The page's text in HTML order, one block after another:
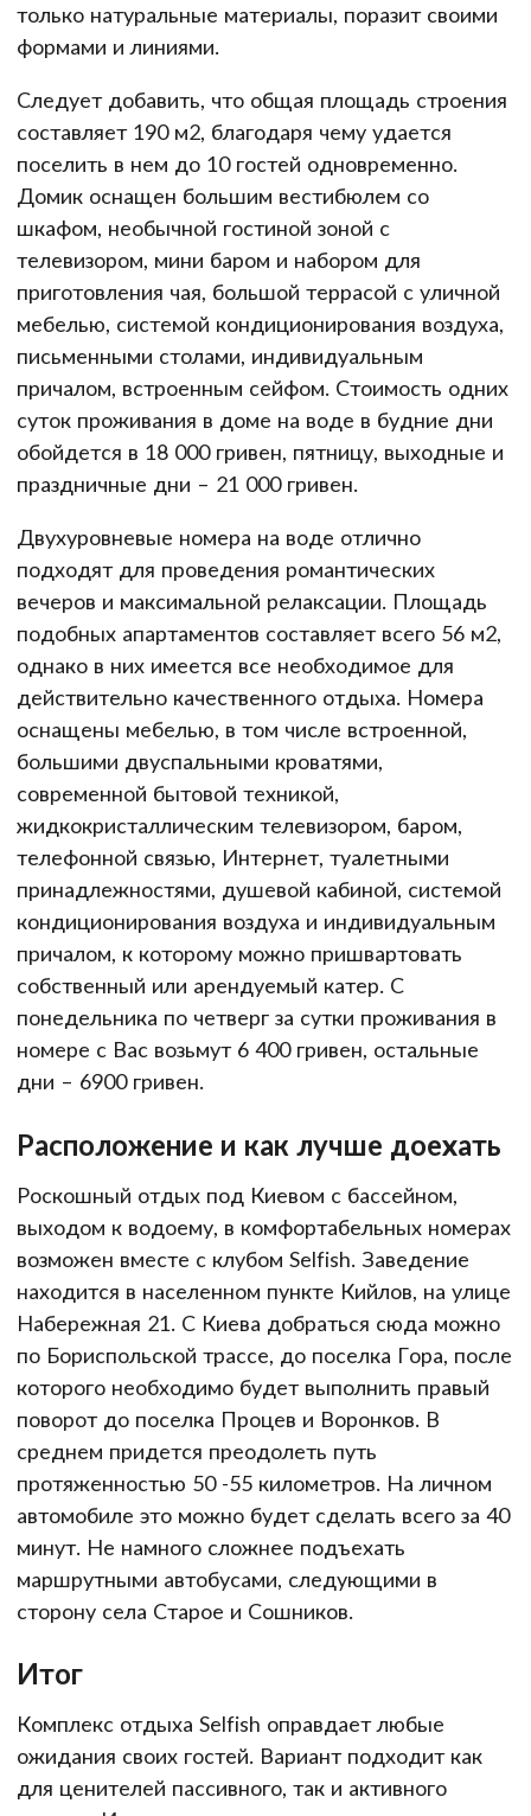
только натуральные материалы, поразит своими
формами и линиями.
Следует добавить, что общая площадь строения
составляет 190 м2, благодаря чему удается
поселить в нем до 10 гостей одновременно.
Домик оснащен большим вестибюлем со
шкафом, необычной гостиной зоной с
телевизором, мини баром и набором для
приготовления чая, большой террасой с уличной
мебелью, системой кондиционирования воздуха,
письменными столами, индивидуальным
причалом, встроенным сейфом. Стоимость одних
суток проживания в доме на воде в будние дни
обойдется в 18 000 гривен, пятницу, выходные и
праздничные дни – 21 000 гривен.
Двухуровневые номера на воде отлично
подходят для проведения романтических
вечеров и максимальной релаксации. Площадь
подобных апартаментов составляет всего 56 м2,
однако в них имеется все необходимое для
действительно качественного отдыха. Номера
оснащены мебелью, в том числе встроенной,
большими двуспальными кроватями,
современной бытовой техникой,
жидкокристаллическим телевизором, баром,
телефонной связью, Интернет, туалетными
принадлежностями, душевой кабиной, системой
кондиционирования воздуха и индивидуальным
причалом, к которому можно пришвартовать
собственный или арендуемый катер. С
понедельника по четверг за сутки проживания в
номере с Вас возьмут 6 400 гривен, остальные
дни – 6900 гривен.
Расположение и как лучше доехать
Роскошный отдых под Киевом с бассейном,
выходом к водоему, в комфортабельных номерах
возможен вместе с клубом Selfish. Заведение
находится в населенном пункте Кийлов, на улице
Набережная 21. С Киева добраться сюда можно
по Бориспольской трассе, до поселка Гора, после
которого необходимо будет выполнить правый
поворот до поселка Процев и Воронков. В
среднем придется преодолеть путь
протяженностью 50 -55 километров. На личном
автомобиле это можно будет сделать всего за 40
минут. Не намного сложнее подъехать
маршрутными автобусами, следующими в
сторону села Старое и Сошников.
Итог
Комплекс отдыха Selfish оправдает любые
ожидания своих гостей. Вариант подходит как
для ценителей пассивного, так и активного